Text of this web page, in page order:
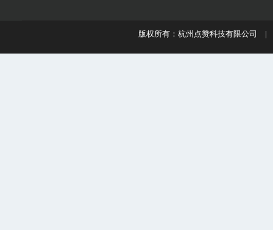
版权所有：杭州点赞科技有限公司